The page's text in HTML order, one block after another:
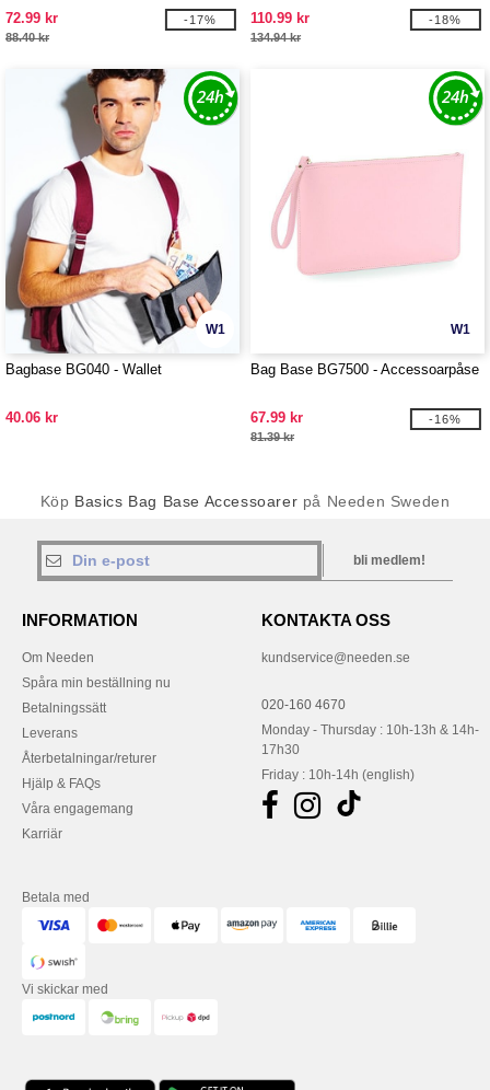
72.99 kr
88.40 kr
-17% 110.99 kr
134.94 kr
-18%
W1
Bagbase BG040 - Wallet
40.06 kr
W1
Bag Base BG7500 - Accessoarpåse
67.99 kr
81.39 kr
-16%
Köp Basics Bag Base Accessoarer på Needen Sweden
bli medlem!
INFORMATION
Om Needen
Spåra min beställning nu
Betalningssätt
Leverans
Återbetalningar/returer
Hjälp & FAQs
Våra engagemang
Karriär
KONTAKTA OSS
kundservice@needen.se
020-160 4670
Monday - Thursday : 10h-13h & 14h-
17h30
Friday : 10h-14h (english)
Betala med
Vi skickar med